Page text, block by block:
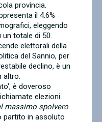
provincia.
il 4.6%
eleggendo
totale di 50.
elettorali della
del Sannio, per
declino, è un
altro.
è doveroso
elezioni
massimo spolvero
partito in assoluto